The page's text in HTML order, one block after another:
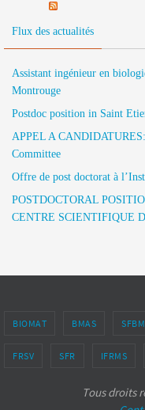
Flux des actualités
Assistant ingénieur en
Montrouge
Postdoc position in Saint
APPEL A
Committee
Offre de post doctorat à
POSTDOCTORAL
CENTRE SCIENTIFIQUE
BIOMAT BMAS
FRSV SFR IFRMS
Tous droits